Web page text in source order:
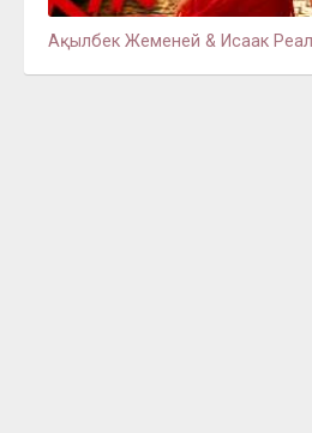
Ақылбек Жеменей & Исаак